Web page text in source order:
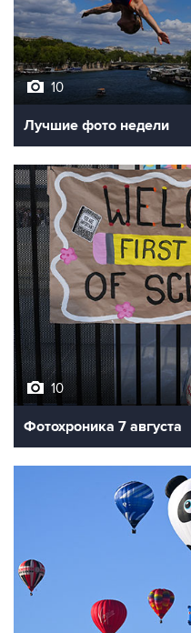
10
Лучшие фото недели
10
Фотохроника 7 августа